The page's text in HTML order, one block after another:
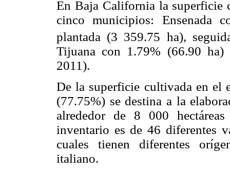
En Baja California la superficie
cinco municipios: Ensenada
plantada (3 359.75 ha),
Tijuana con 1.79% (66.90
2011).
De la superficie cultivada en el
(77.75%) se destina a la
alrededor de 8 000
inventario es de 46 diferentes
cuales tienen diferentes
italiano.